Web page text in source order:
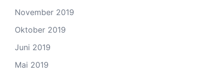
November 2019
Oktober 2019
Juni 2019
Mai 2019